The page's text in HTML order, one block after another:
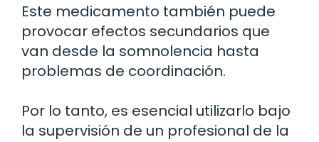
Este medicamento también puede
provocar efectos secundarios que
van desde la somnolencia hasta
problemas de coordinación.
Por lo tanto, es esencial utilizarlo bajo
la supervisión de un profesional de la